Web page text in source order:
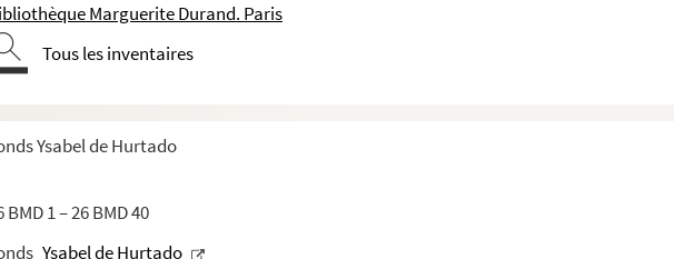
Marguerite Durand. Paris
Tous les inventaires
Ysabel de Hurtado
BMD 1 – 26 BMD 40
Ysabel de Hurtado